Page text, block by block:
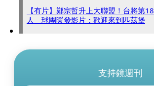
【有片】鄭宗哲升上大聯盟！台將第18
人 球團暖發影片：歡迎來到匹茲堡
支持鏡週刊